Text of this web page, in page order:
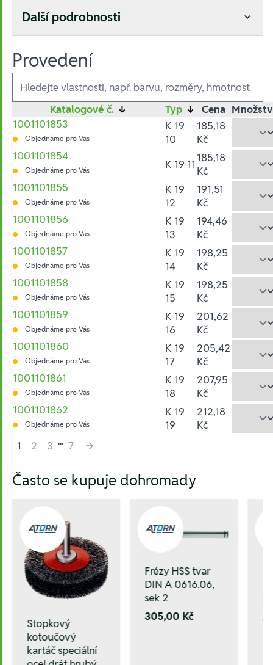
Další podrobnosti
Provedení
Ausführungen
Katalogové č. ↓ Typ ↓ Cena
1001101853
Objednáme pro Vás
K 19
10
185,18
Kč
1001101854
Objednáme pro Vás K 19 11 185,18
Kč
1001101855
Objednáme pro Vás
K 19
12
191,51
Kč
1001101856
Objednáme pro Vás
K 19
13
194,46
Kč
1001101857
Objednáme pro Vás
K 19
14
198,25
Kč
1001101858
Objednáme pro Vás
K 19
15
198,25
Kč
1001101859
Objednáme pro Vás
K 19
16
201,62
Kč
1001101860
Objednáme pro Vás
K 19
17
205,42
Kč
1001101861
Objednáme pro Vás
K 19
18
207,95
Kč
1001101862
Objednáme pro Vás
K 19
19
212,18
Kč
1
2 3 ... 7
Často se kupuje dohromady
Stopkový
kotoučový
kartáč speciální
Frézy HSS tvar
DIN A 0616.06,
sek 2
305,00 Kč